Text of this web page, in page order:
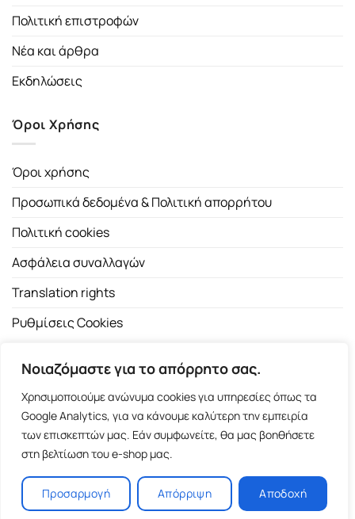
Νοιαζόμαστε για το απόρρητο σας.
Χρησιμοποιούμε ανώνυμα cookies για υπηρεσίες όπως τα
Google Analytics, για να κάνουμε καλύτερη την εμπειρία
των επισκεπτών μας. Εάν συμφωνείτε, θα μας βοηθήσετε
στη βελτίωση του e-shop μας.
Προσαρμογή Απόρριψη Αποδοχή
Πολιτική επιστροφών
Νέα και άρθρα
Εκδηλώσεις
Όροι Χρήσης
Όροι χρήσης
Προσωπικά δεδομένα & Πολιτική απορρήτου
Πολιτική cookies
Ασφάλεια συναλλαγών
Translation rights
Ρυθμίσεις Cookies
Copyright 2026 ©Εκδοτικός Οίκος Α.Α. Λιβάνη| All rights
reserved.
Σόλωνος 98, 10680 Αθήνα | Τ:2103661200- F: 2103617791
E-shop and Premium Managed Hosting byClickProject.gr